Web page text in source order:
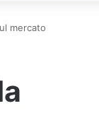
mercato